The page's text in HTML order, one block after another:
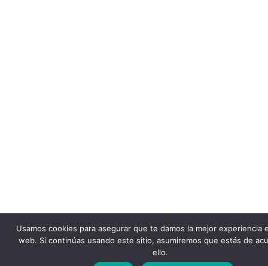
Usamos cookies para asegurar que te damos la mejor experiencia
web. Si continúas usando este sitio, asumiremos que estás de
ello.